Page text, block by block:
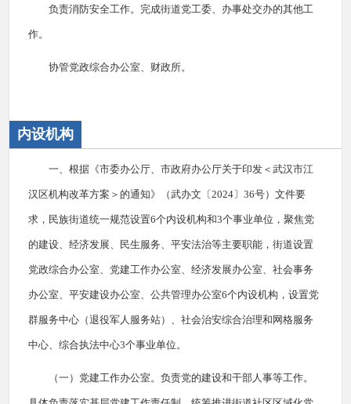
负责消防安全工作。完成街道党工委、办事处交办的其他工
作。
协管党政综合办公室、财政所。
内设机构
一、根据《市委办公厅、市政府办公厅关于印发＜武汉市江
汉区机构改革方案＞的通知》（武办文〔2024〕36号）文件要
求，民族街道统一规范设置6个内设机构和3个事业单位，聚焦党
的建设、经济发展、民生服务、平安法治等主要职能，街道设置
党政综合办公室、党建工作办公室、经济发展办公室、社会事务
办公室、平安建设办公室、公共管理办公室6个内设机构，设置党
群服务中心（退役军人服务站）、社会治安综合治理和网格服务
中心、综合执法中心3个事业单位。
（一）党建工作办公室。负责党的建设和干部人事等工作。